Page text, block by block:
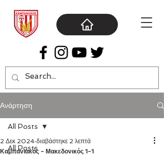
Ανάρτηση
All Posts
All Posts
Καμπανιακός - Μακεδονικός 1-1
2 Δεκ 2024 διαβάστηκε 2 λεπτά